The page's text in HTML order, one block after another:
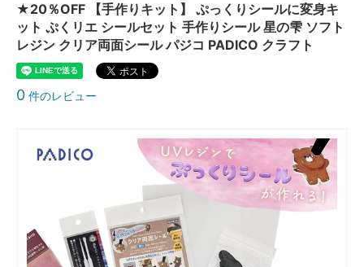
★20％OFF 【手作りキット】 ぷっくりシールに変身キ
ット ぷくリエ シールセット 手作りシール 星の雫 ソフト
レジン クリア両面シール パジコ PADICO クラフト
0 件のレビュー